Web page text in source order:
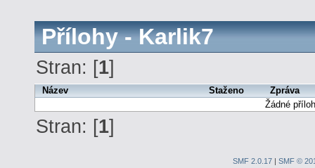
Přílohy - Karlik7
Stran: [1]
Název Staženo
Zpráva
Žádné
Stran: [1]
SMF 2.0.17| SMF ©